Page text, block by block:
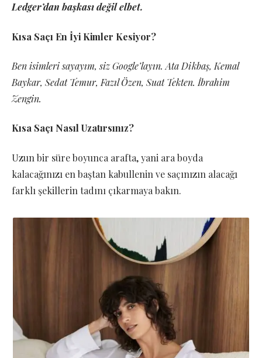
Ledger’dan başkası değil elbet.
Kısa Saçı En İyi Kimler Kesiyor?
Ben isimleri sayayım, siz Google’layın. Ata Dikbaş, Kemal
Baykar, Sedat Temur, Fazıl Özen, Suat Tekten. İbrahim
Zengin.
Kısa Saçı Nasıl Uzatırsınız?
Uzun bir süre boyunca arafta, yani ara boyda
kalacağınızı en baştan kabullenin ve saçınızın alacağı
farklı şekillerin tadını çıkarmaya bakın.